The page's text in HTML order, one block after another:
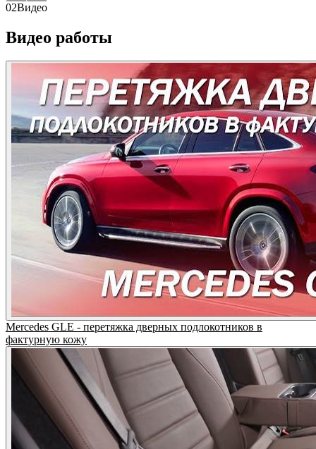
02Видео
Видео работы
Mercedes GLE - перетяжка дверных подлокотников в
фактурную кожу